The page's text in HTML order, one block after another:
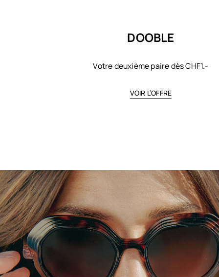
DOOBLE
Votre deuxième paire dès CHF1.-
VOIR L’OFFRE